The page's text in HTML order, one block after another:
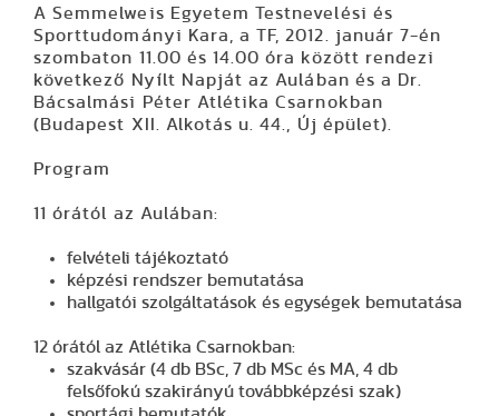
A Semmelweis Egyetem Testnevelési és
Sporttudományi Kara, a TF, 2012. január 7-én
szombaton 11.00 és 14.00 óra között rendezi
következő Nyílt Napját az Aulában és a Dr.
Bácsalmási Péter Atlétika Csarnokban
(Budapest XII. Alkotás u. 44., Új épület).
Program
11 órától az Aulában:
felvételi tájékoztató
képzési rendszer bemutatása
hallgatói szolgáltatások és egységek bemutatása
12 órától az Atlétika Csarnokban:
szakvásár (4 db BSc, 7 db MSc és MA, 4 db
felsőfokú szakirányú továbbképzési szak)